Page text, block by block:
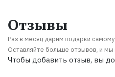
Отзывы
Раз в месяц дарим подарки
Оставляйте больше отзывов, и мы
Чтобы добавить отзыв, вы